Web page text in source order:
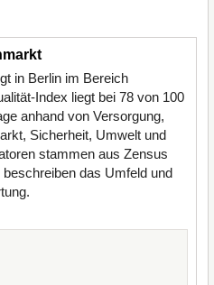
in Berlin im Bereich
Index liegt bei 78 von 100
anhand von Versorgung,
Sicherheit, Umwelt und
stammen aus Zensus
das Umfeld und